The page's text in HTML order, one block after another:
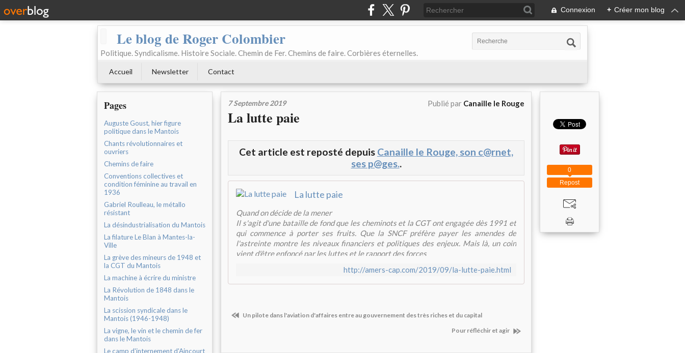
Connexion + Créer mon blog
Le blog de Roger Colombier
Politique. Syndicalisme. Histoire Sociale. Chemin de Fer. Chemins de faire. Corbières éternelles.
Accueil Newsletter Contact
Pages
Auguste Goust, hier figure
politique dans le Mantois
Chants révolutionnaires et
ouvriers
Chemins de faire
Conventions collectives et
condition féminine au travail en
1936
Gabriel Roulleau, le métallo
résistant
La désindustrialisation du Mantois
La filature Le Blan à Mantes-la-
Ville
La grève des mineurs de 1948 et
la CGT du Mantois
La machine à écrire du ministre
La Révolution de 1848 dans le
Mantois
La scission syndicale dans le
Mantois (1946-1948)
La vigne, le vin et le chemin de fer
dans le Mantois
Le camp d'internement d'Aincourt
7 Septembre 2019 Publié par Canaille le Rouge
La lutte paie
Cet article est reposté depuis Canaille le Rouge, son c@rnet,
ses p@ges..
La lutte paie
Quand on décide de la mener
Il s'agit d'une bataille de fond que les cheminots et la CGT ont engagée dès 1991 et
qui commence à porter ses fruits. Que la SNCF préfère payer les amendes de
l'astreinte montre les niveaux financiers et politiques des enjeux. Mais là, un coin
vient d'être enfoncé par les luttes et le rapport des forces
http://amers-cap.com/2019/09/la-lutte-paie.html
Un pilote dans l'aviation d'affaires entre au gouvernement des très riches et du capital
Pour réfléchir et agir
Repost
0